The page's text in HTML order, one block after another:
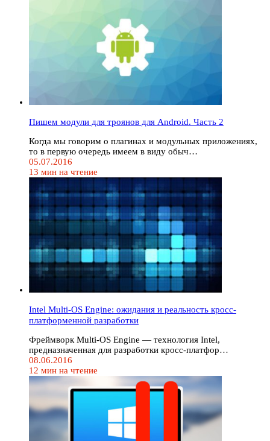
Пишем модули для троянов для Android. Часть 2
Когда мы говорим о плагинах и модульных приложениях,
то в первую очередь имеем в виду обыч…
05.07.2016
13 мин на чтение
Intel Multi-OS Engine: ожидания и реальность кросс-
платформенной разработки
Фреймворк Multi-OS Engine — технология Intel,
предназначенная для разработки кросс-платфор…
08.06.2016
12 мин на чтение